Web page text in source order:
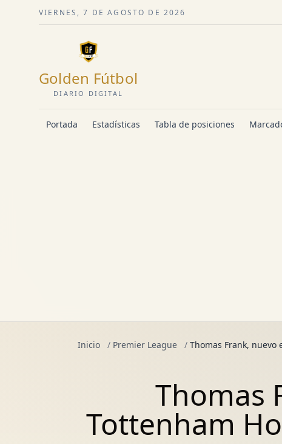
VIERNES, 7 DE AGOSTO DE 2026
Golden Fútbol
DIARIO DIGITAL
Portada Estadísticas Tabla de posiciones
Inicio / Premier League / Thomas Frank,
Thomas
Tottenham